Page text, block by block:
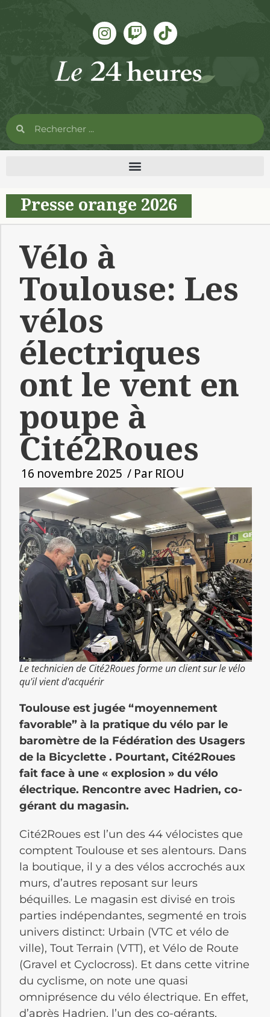
Presse orange 2026
Vélo à
Toulouse: Les
vélos
électriques
ont le vent en
poupe à
Cité2Roues
16 novembre 2025 / Par RIOU
Le technicien de Cité2Roues forme un client sur le vélo
qu'il vient d'acquérir
Toulouse est jugée “moyennement
favorable” à la pratique du vélo par le
baromètre de la Fédération des Usagers
de la Bicyclette . Pourtant, Cité2Roues
fait face à une « explosion » du vélo
électrique. Rencontre avec Hadrien, co-
gérant du magasin.
Cité2Roues est l’un des 44 vélocistes que
comptent Toulouse et ses alentours. Dans
la boutique, il y a des vélos accrochés aux
murs, d’autres reposant sur leurs
béquilles. Le magasin est divisé en trois
parties indépendantes, segmenté en trois
univers distinct: Urbain (VTC et vélo de
ville), Tout Terrain (VTT), et Vélo de Route
(Gravel et Cyclocross). Et dans cette vitrine
du cyclisme, on note une quasi
omniprésence du vélo électrique. En effet,
d’après Hadrien, l’un des co-gérants,